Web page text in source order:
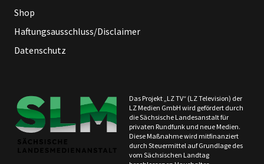
Shop
Haftungsausschluss/Disclaimer
Datenschutz
Das Projekt „LZ TV“ (LZ Television) der
LZ Medien GmbH wird gefördert durch
die Sächsische Landesanstalt für
privaten Rundfunk und neue Medien.
Diese Maßnahme wird mitfinanziert
durch Steuermittel auf Grundlage des
vom Sächsischen Landtag